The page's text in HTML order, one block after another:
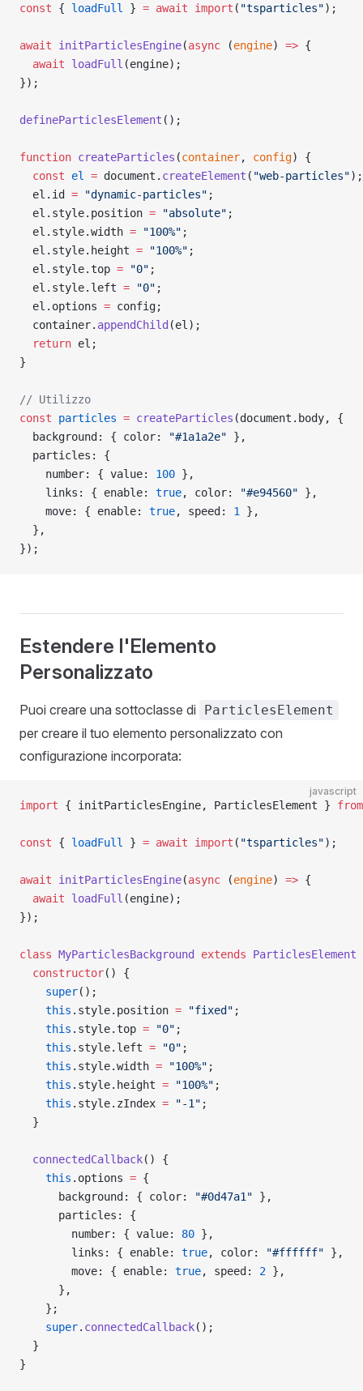
const { loadFull } = await import ( "tsparticles");
await initParticlesEngine(async (engine) => {
  await
loadFull (engine);
});
defineParticlesElement ();
function createParticles (container, config) {
  const
el = document. createElement ( "web-particles");
  el.id
= "dynamic-particles" ;
  el.style.position
= "absolute" ;
  el.style.width
= "100%" ;
  el.style.height
= "100%" ;
  el.style.top
= "0" ;
  el.style.left
= "0" ;
  el.options
= config;
  container.
appendChild (el);
  return
el;
}
// Utilizzo
const particles = createParticles (document.body, {
  background: { color:
"#1a1a2e" },
  particles: {
    number: { value:
100 },
    links: { enable:
true, color: "#e94560" },
    move: { enable:
true, speed: 1
},
  },
});
Estendere l'Elemento
Personalizzato
Puoi creare una sottoclasse di ParticlesElement
per creare il tuo elemento personalizzato con
configurazione incorporata:
javascript
import { initParticlesEngine, ParticlesElement } from
const { loadFull } = await import ( "tsparticles");
await initParticlesEngine(async (engine) => {
  await
loadFull (engine);
});
class MyParticlesBackground extends ParticlesElement
  constructor
() {
    super
();
    this
.style.position = "fixed" ;
    this
.style.top = "0" ;
    this
.style.left = "0" ;
    this
.style.width = "100%" ;
    this
.style.height = "100%" ;
    this
.style.zIndex = "-1" ;
  }
  connectedCallback
() {
    this
.options = {
      background: { color:
"#0d47a1" },
      particles: {
        number: { value:
80 },
        links: { enable:
true, color: "#ffffff" },
        move: { enable:
true, speed: 2 },
      },
    };
    super
. connectedCallback();
  }
}